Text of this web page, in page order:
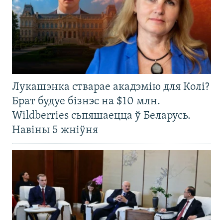
Лукашэнка стварае акадэмію для Колі?
Брат будуе бізнэс на $10 млн.
Wildberries сьпяшаецца ў Беларусь.
Навіны 5 жніўня